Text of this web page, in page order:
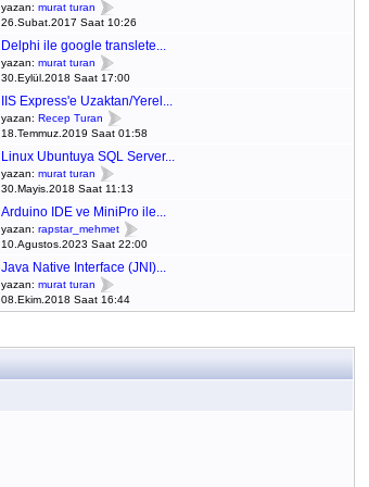
yazan: murat turan
26.Subat.2017 Saat 10:26
Delphi ile google translete...
yazan: murat turan
30.Eylül.2018 Saat 17:00
IIS Express'e Uzaktan/Yerel...
yazan: Recep Turan
18.Temmuz.2019 Saat 01:58
Linux Ubuntuya SQL Server...
yazan: murat turan
30.Mayis.2018 Saat 11:13
Arduino IDE ve MiniPro ile...
yazan: rapstar_mehmet
10.Agustos.2023 Saat 22:00
Java Native Interface (JNI)...
yazan: murat turan
08.Ekim.2018 Saat 16:44